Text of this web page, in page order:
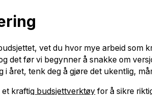
vet du hvor mye arbeid som
det før vi begynner å snakke om
året, tenk deg å gjøre det ukentlig,
kraftig budsjettverktøy for å sikre